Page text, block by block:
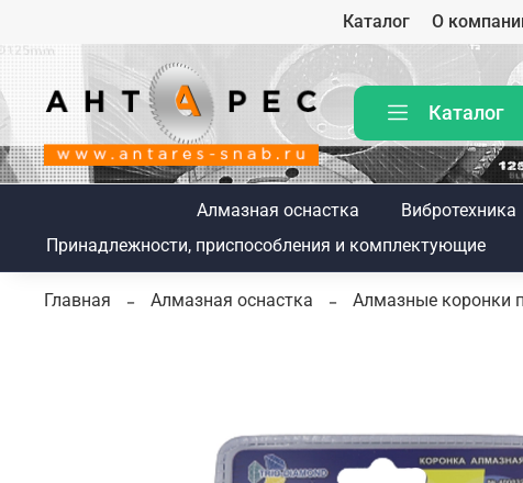
Каталог О
Каталог
Алмазная оснастка Вибротехника
Принадлежности, приспособления и комплектующие
Главная Алмазная оснастка Алмазные коронки